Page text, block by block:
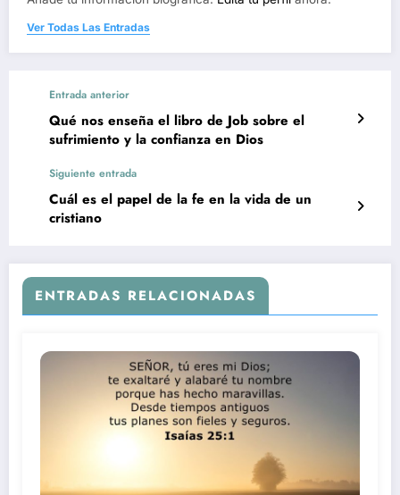
Ver Todas Las Entradas
Entrada anterior
Qué nos enseña el libro de Job sobre el
sufrimiento y la confianza en Dios
Siguiente entrada
Cuál es el papel de la fe en la vida de un
cristiano
ENTRADAS RELACIONADAS